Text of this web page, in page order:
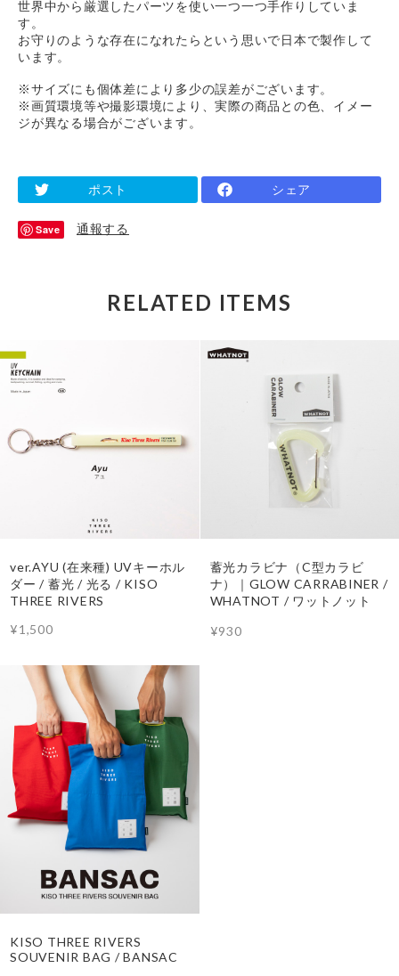
世界中から厳選したパーツを使い一つ一つ手作りしていま
す。
お守りのような存在になれたらという思いで日本で製作して
います。
※サイズにも個体差により多少の誤差がございます。
※画質環境等や撮影環境により、実際の商品との色、イメー
ジが異なる場合がございます。
ポスト シェア
Save 通報する
RELATED ITEMS
ver.AYU (在来種) UVキーホル
ダー / 蓄光 / 光る / KISO
THREE RIVERS
¥1,500
蓄光カラビナ（C型カラビ
ナ）｜GLOW CARRABINER /
WHATNOT / ワットノット
¥930
KISO THREE RIVERS
SOUVENIR BAG / BANSAC